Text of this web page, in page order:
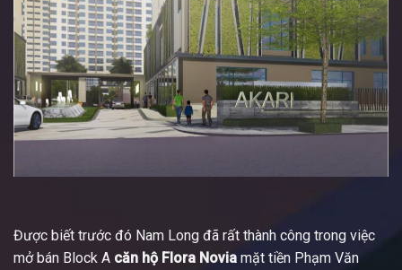
Được biết trước đó Nam Long đã rất thành công trong việc
mở bán Block A căn hộ Flora Novia mặt tiền Phạm Văn